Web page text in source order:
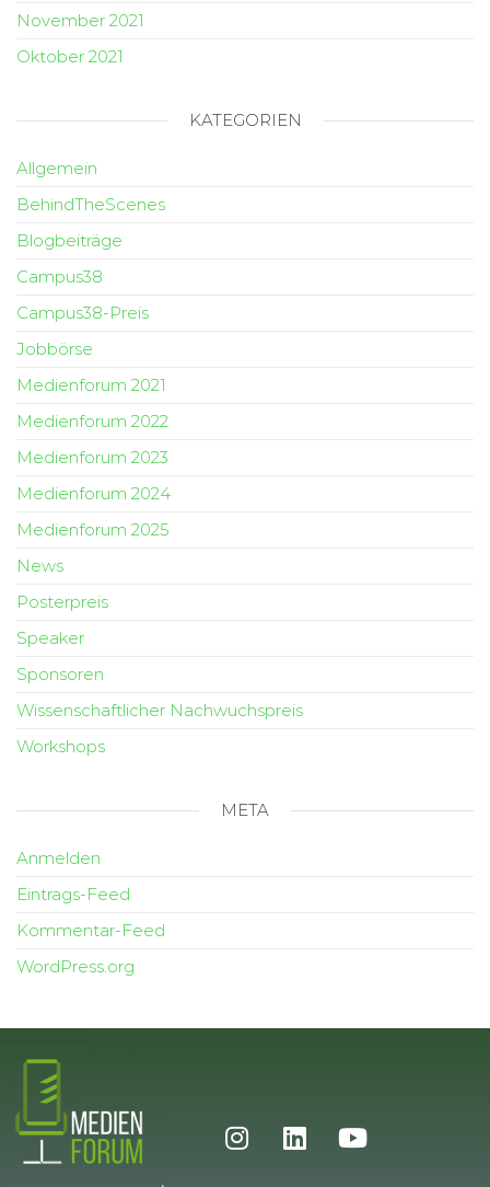
November 2021
Oktober 2021
KATEGORIEN
Allgemein
BehindTheScenes
Blogbeiträge
Campus38
Campus38-Preis
Jobbörse
Medienforum 2021
Medienforum 2022
Medienforum 2023
Medienforum 2024
Medienforum 2025
News
Posterpreis
Speaker
Sponsoren
Wissenschaftlicher Nachwuchspreis
Workshops
META
Anmelden
Eintrags-Feed
Kommentar-Feed
WordPress.org